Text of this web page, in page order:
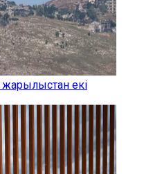
жарылыстан екі